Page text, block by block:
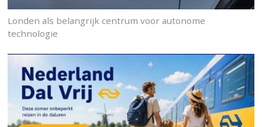
Londen als belangrijk centrum voor autonome
technologie